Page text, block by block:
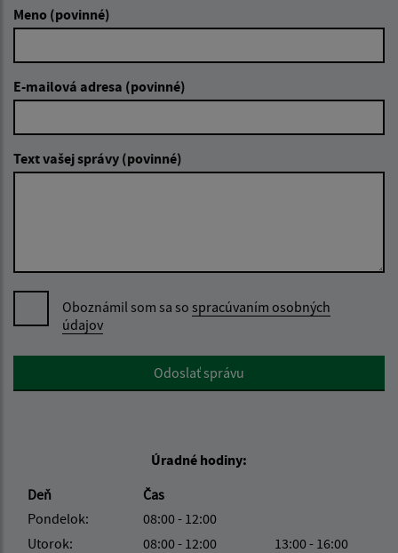
Meno (povinné)
E-mailová adresa (povinné)
Text vašej správy (povinné)
Oboznámil som sa so spracúvaním osobných
údajov
Google reCaptcha ResponseOdoslať správu
Úradné hodiny:
Deň
Čas
Pondelok:
08:00 - 12:00
Utorok:
08:00 - 12:00
13:00 - 16:00